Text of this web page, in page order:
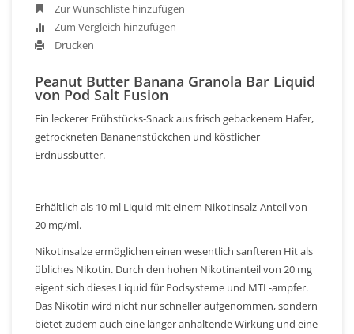
Zur Wunschliste hinzufügen
Zum Vergleich hinzufügen
Drucken
Peanut Butter Banana Granola Bar Liquid
von Pod Salt Fusion
Ein leckerer Frühstücks-Snack aus frisch gebackenem Hafer,
getrockneten Bananenstückchen und köstlicher
Erdnussbutter.
Erhältlich als 10 ml Liquid mit einem Nikotinsalz-Anteil von
20 mg/ml.
Nikotinsalze ermöglichen einen wesentlich sanfteren Hit als
übliches Nikotin. Durch den hohen Nikotinanteil von 20 mg
eigent sich dieses Liquid für Podsysteme und MTL-ampfer.
Das Nikotin wird nicht nur schneller aufgenommen, sondern
bietet zudem auch eine länger anhaltende Wirkung und eine